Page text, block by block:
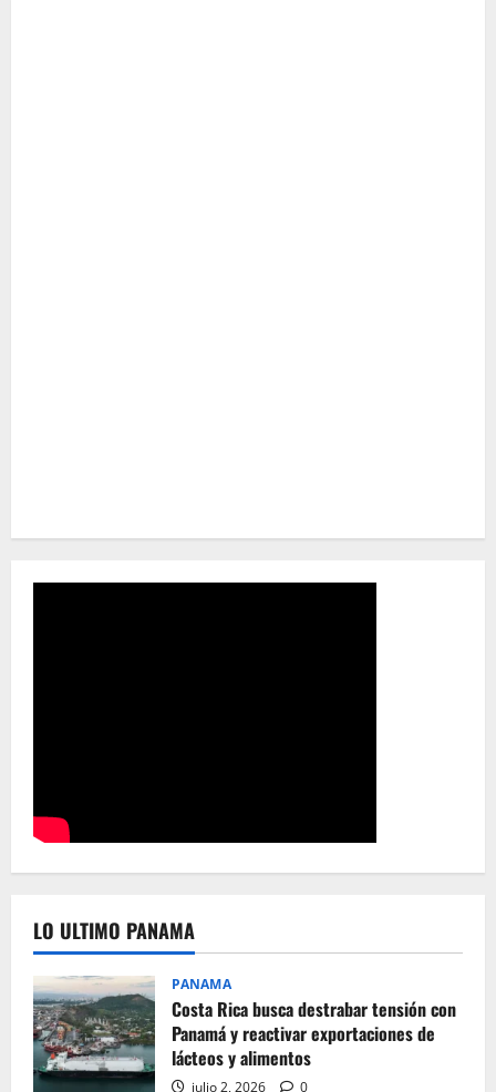
LO ULTIMO PANAMA
PANAMA
Costa Rica busca destrabar tensión con
Panamá y reactivar exportaciones de
lácteos y alimentos
julio 2, 2026 0